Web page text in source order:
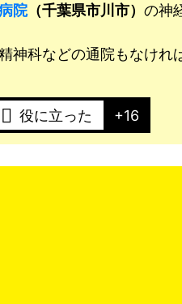
院（千葉県市川市） の神
神科などの通院もなけれ
役に立った +16